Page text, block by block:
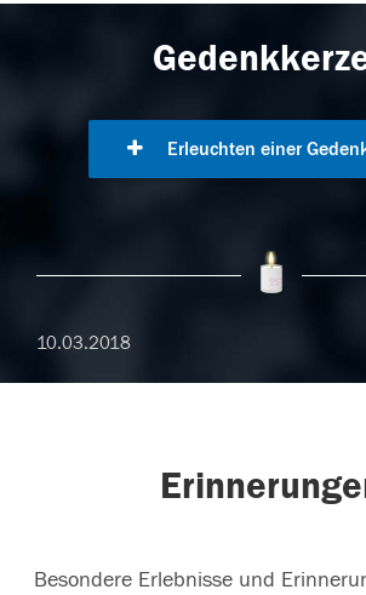
Erleuchten einer
10.03.2018
Besondere Erlebnisse und